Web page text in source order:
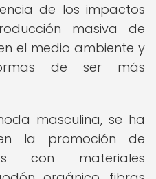
de los impactos
masiva de
el medio ambiente y
de ser más
masculina, se ha
la promoción de
con materiales